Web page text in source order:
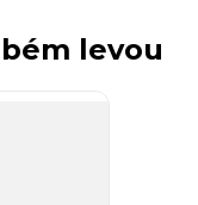
levou